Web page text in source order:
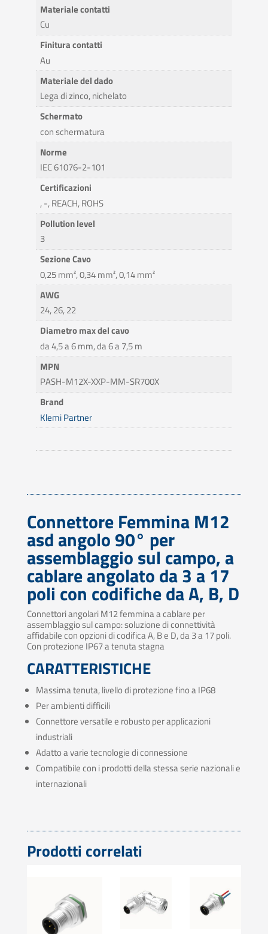
Materiale contatti
Cu
Finitura contatti
Au
Materiale del dado
Lega di zinco, nichelato
Schermato
con schermatura
Norme
IEC 61076-2-101
Certificazioni
, -, REACH, ROHS
Pollution level
3
Sezione Cavo
0,25 mm², 0,34 mm², 0,14 mm²
AWG
24, 26, 22
Diametro max del cavo
da 4,5 a 6 mm, da 6 a 7,5 m
MPN
PASH-M12X-XXP-MM-SR700X
Brand
Klemi Partner
Connettore Femmina M12
asd angolo 90° per
assemblaggio sul campo, a
cablare angolato da 3 a 17
poli con codifiche da A, B, D
Connettori angolari M12 femmina a cablare per
assemblaggio sul campo: soluzione di connettività
affidabile con opzioni di codifica A, B e D, da 3 a 17 poli.
Con protezione IP67 a tenuta stagna
CARATTERISTICHE
Massima tenuta, livello di protezione fino a IP68
Per ambienti difficili
Connettore versatile e robusto per applicazioni
industriali
Adatto a varie tecnologie di connessione
Compatibile con i prodotti della stessa serie nazionali e
internazionali
Prodotti correlati